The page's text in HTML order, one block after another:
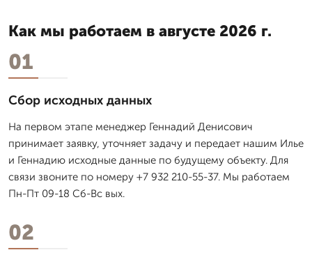
Как мы работаем в августе 2026 г.
01
Сбор исходных данных
На первом этапе менеджер Геннадий Денисович
принимает заявку, уточняет задачу и передает нашим Илье
и Геннадию исходные данные по будущему объекту. Для
связи звоните по номеру +7 932 210-55-37. Мы работаем
Пн-Пт 09-18 Сб-Вс вых.
02